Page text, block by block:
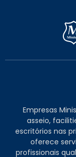
Empresas
asseio,
escritórios nas
oferece
profissionais